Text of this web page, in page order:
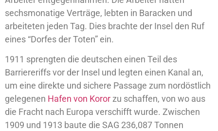
sechsmonatige Verträge, lebten in Baracken und
arbeiteten jeden Tag. Dies brachte der Insel den Ruf
eines “Dorfes der Toten” ein.
1911 sprengten die deutschen einen Teil des
Barriereriffs vor der Insel und legten einen Kanal an,
um eine direkte und sichere Passage zum nordöstlich
gelegenen Hafen von Kororzu schaffen, von wo aus
die Fracht nach Europa verschifft wurde. Zwischen
1909 und 1913 baute die SAG 236,087 Tonnen